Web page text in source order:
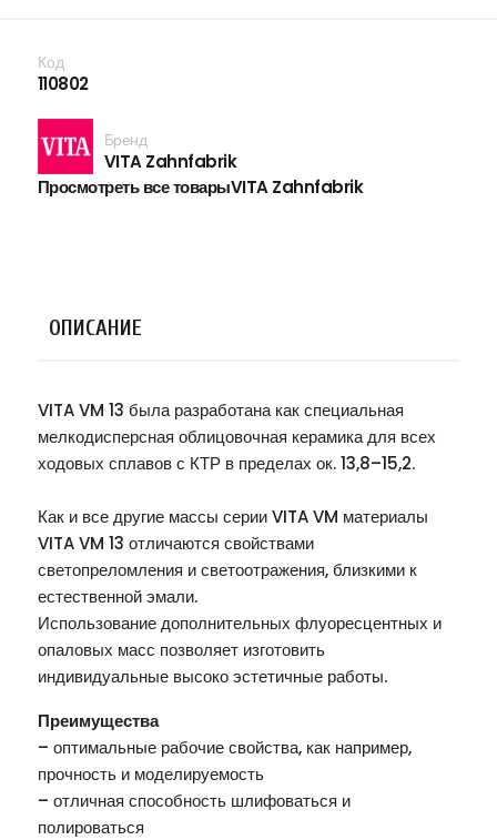
Код
110802
Бренд
VITA Zahnfabrik
Просмотреть все товарыVITA Zahnfabrik
ОПИСАНИЕ
VITA VM 13 была разработана как специальная
мелкодисперсная облицовочная керамика для всех
ходовых сплавов с КТР в пределах ок. 13,8–15,2.
Как и все другие массы серии VITA VM материалы
VITA VM 13 отличаются свойствами
светопреломления и светоотражения, близкими к
естественной эмали.
Использование дополнительных флуоресцентных и
опаловых масс позволяет изготовить
индивидуальные высоко эстетичные работы.
Преимущества
– оптимальные рабочие свойства, как например,
прочность и моделируемость
– отличная способность шлифоваться и
полироваться